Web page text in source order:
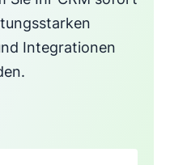
Integrationen